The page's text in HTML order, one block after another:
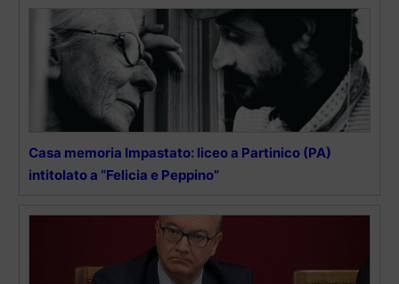
Casa memoria Impastato: liceo a Partinico (PA)
intitolato a “Felicia e Peppino”